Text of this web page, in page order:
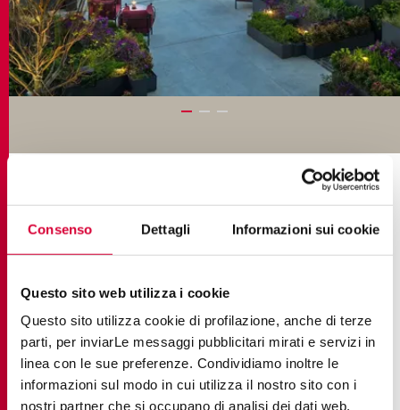
Consenso Dettagli Informazioni sui cookie
Questo sito web utilizza i cookie
Questo sito utilizza cookie di profilazione, anche di terze
parti, per inviarLe messaggi pubblicitari mirati e servizi in
linea con le sue preferenze. Condividiamo inoltre le
informazioni sul modo in cui utilizza il nostro sito con i
nostri partner che si occupano di analisi dei dati web,
COLLEZIONI NEL PROGETTO